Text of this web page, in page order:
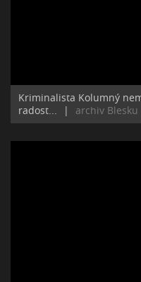
Kriminalista Kolumný
radost...
| archiv Blesku